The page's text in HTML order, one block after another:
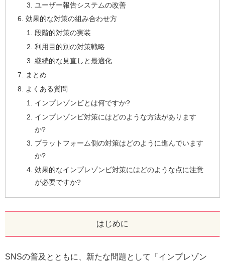
ユーザー報告システムの改善
効果的な対策の組み合わせ方
段階的対策の実装
利用目的別の対策戦略
継続的な見直しと最適化
まとめ
よくある質問
インプレゾンビとは何ですか?
インプレゾンビ対策にはどのような方法があります
か?
プラットフォーム側の対策はどのように進んでいます
か?
効果的なインプレゾンビ対策にはどのような点に注意
が必要ですか?
はじめに
SNSの普及とともに、新たな問題として「インプレゾン